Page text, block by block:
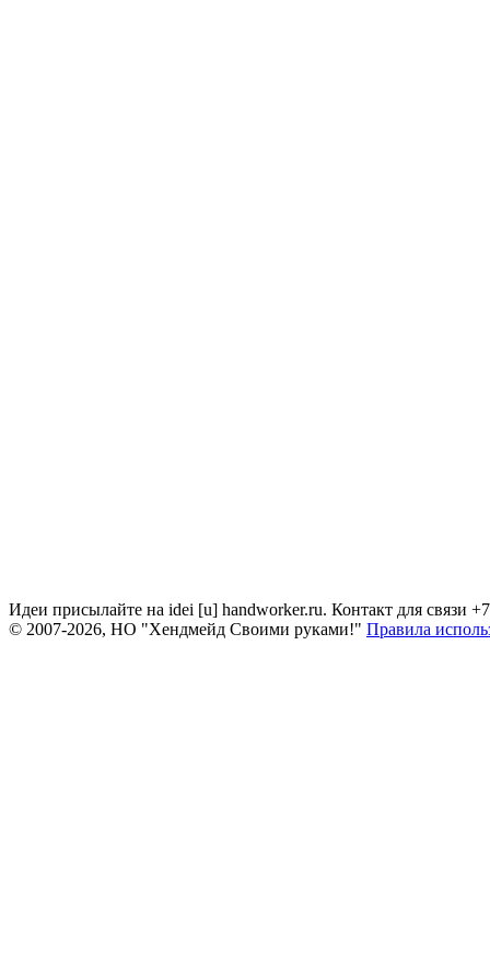
Идеи присылайте на idei [u] handworker.ru. Контакт для связи
© 2007-2026, НО "Хендмейд Своими руками!" Правила